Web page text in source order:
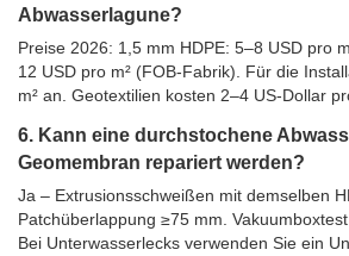
Abwasserlagune?
Preise 2026: 1,5 mm HDPE: 5–8 USD pro
12 USD pro m² (FOB-Fabrik). Für die
m² an. Geotextilien kosten 2–4 US-Dollar
6. Kann eine durchstochene
Geomembran repariert werden?
Ja – Extrusionsschweißen mit demselben
Patchüberlappung ≥75 mm.
Bei Unterwasserlecks verwenden Sie ein